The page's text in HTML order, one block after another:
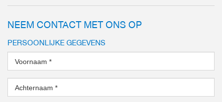
NEEM CONTACT MET ONS OP
PERSOONLIJKE GEGEVENS
Voornaam *
Achternaam *